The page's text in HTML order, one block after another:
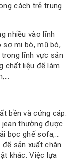
cách trẻ trung
nhiều vào lĩnh
sơ mi bò, mũ bò,
lĩnh vực sản
chất liệu để làm
bền và cứng cáp.
thường được
bọc ghế sofa,…
sản xuất chăn
khác. Việc lựa